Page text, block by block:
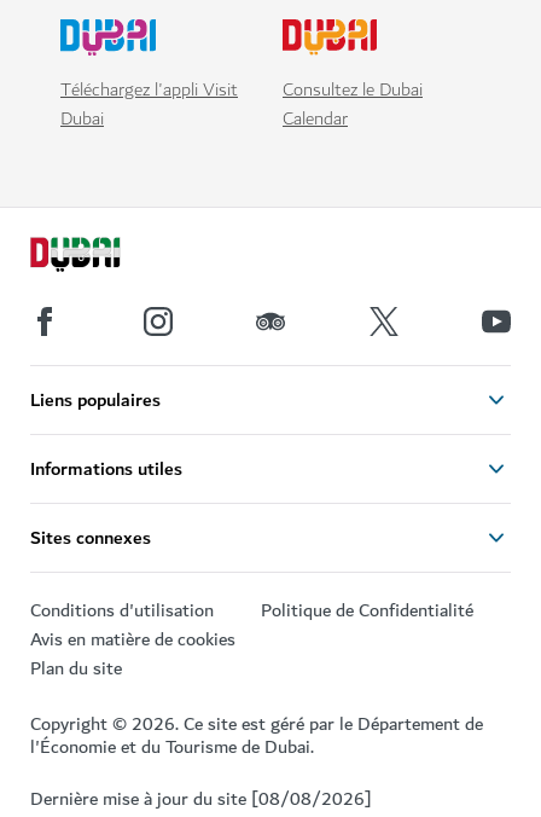
Téléchargez l'appli Visit
Dubai
Consultez le Dubai
Calendar
Liens populaires
Informations utiles
Sites connexes
Conditions d'utilisation
Politique de Confidentialité
Avis en matière de cookies
Plan du site
Copyright © 2026. Ce site est géré par le Département de
l'Économie et du Tourisme de Dubai.
Dernière mise à jour du site [08/08/2026]